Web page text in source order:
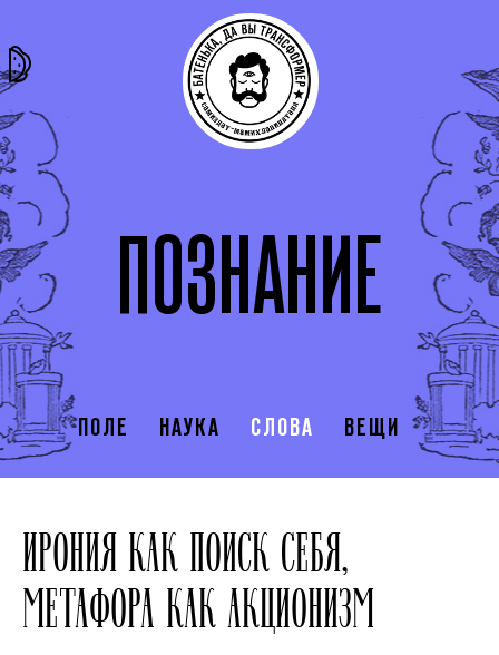
та самая
история
архив
ПОЗНАНИЕ
ПОЛЕ НАУКА СЛОВА ВЕЩИ
ИРОНИЯ КАК ПОИСК СЕБЯ,
МЕТАФОРА КАК АКЦИОНИЗМ